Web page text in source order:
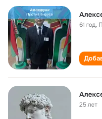
61 год,
25 лет